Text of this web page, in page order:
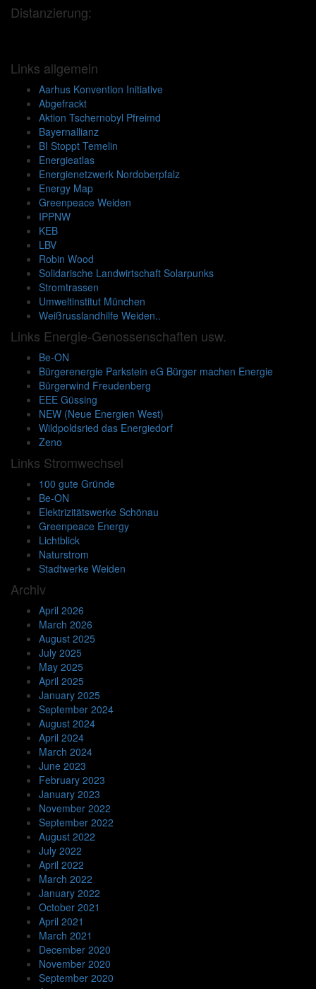
Distanzierung:
Links allgemein
Aarhus Konvention Initiative
Abgefrackt
Aktion Tschernobyl Pfreimd
Bayernallianz
BI Stoppt Temelin
Energieatlas
Energienetzwerk Nordoberpfalz
Energy Map
Greenpeace Weiden
IPPNW
KEB
LBV
Robin Wood
Solidarische Landwirtschaft Solarpunks
Stromtrassen
Umweltinstitut München
Weißrusslandhilfe Weiden..
Links Energie-Genossenschaften usw.
Be-ON
Bürgerenergie Parkstein eG Bürger machen Energie
Bürgerwind Freudenberg
EEE Güssing
NEW (Neue Energien West)
Wildpoldsried das Energiedorf
Zeno
Links Stromwechsel
100 gute Gründe
Be-ON
Elektrizitätswerke Schönau
Greenpeace Energy
Lichtblick
Naturstrom
Stadtwerke Weiden
Archiv
April 2026
March 2026
August 2025
July 2025
May 2025
April 2025
January 2025
September 2024
August 2024
April 2024
March 2024
June 2023
February 2023
January 2023
November 2022
September 2022
August 2022
July 2022
April 2022
March 2022
January 2022
October 2021
April 2021
March 2021
December 2020
November 2020
September 2020